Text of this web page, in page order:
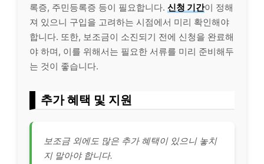
록증, 주민등록증 등이 필요합니다. 신청 기간이 정해
져 있으니 구입을 고려하는 시점에서 미리 확인해야
합니다. 또한, 보조금이 소진되기 전에 신청을 완료해
야 하며, 이를 위해서는 필요한 서류를 미리 준비해두
는 것이 좋습니다.
추가 혜택 및 지원
보조금 외에도 많은 추가 혜택이 있으니 놓치
지 말아야 합니다.